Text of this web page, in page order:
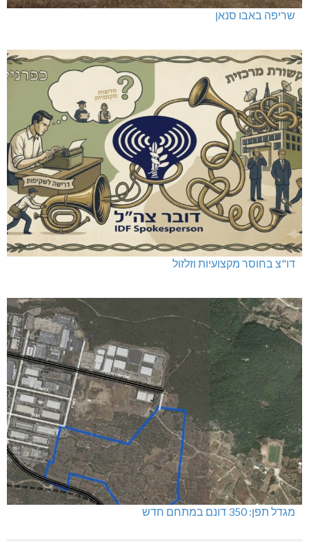
שריפה באבו סנאן
דו"צ בחוסר מקצועיות וזלזול
מגדל תפן: 350 דונם במתחם חדש